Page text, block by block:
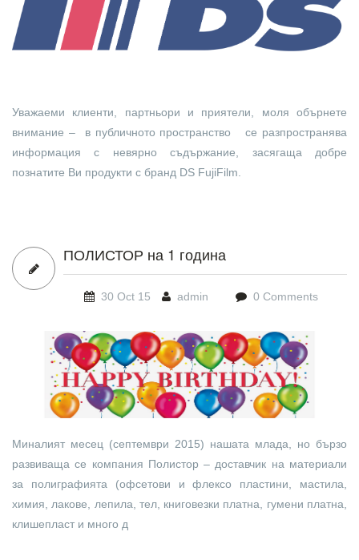
Уважаеми клиенти, партньори и приятели, моля обърнете
внимание – в публичното пространство се разпространява
информация с невярно съдържание, засягаща добре
познатите Ви продукти с бранд DS FujiFilm.
ПОЛИСТОР на 1 година
30 Oct 15 admin 0 Comments
happy birthday-1.jpg
Миналият месец (септември 2015) нашата млада, но бързо
развиваща се компания Полистор – доставчик на материали
за полиграфията (офсетови и флексо пластини, мастила,
химия, лакове, лепила, тел, книговезки платна, гумени платна,
клишепласт и много д